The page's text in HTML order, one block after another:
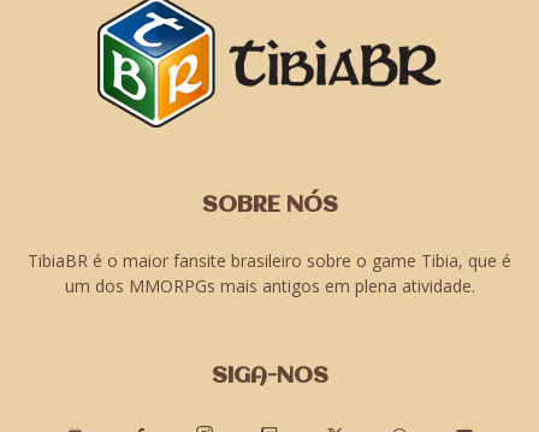
SOBRE NÓS
TibiaBR é o maior fansite brasileiro sobre o game Tibia, que é
um dos MMORPGs mais antigos em plena atividade.
SIGA-NOS